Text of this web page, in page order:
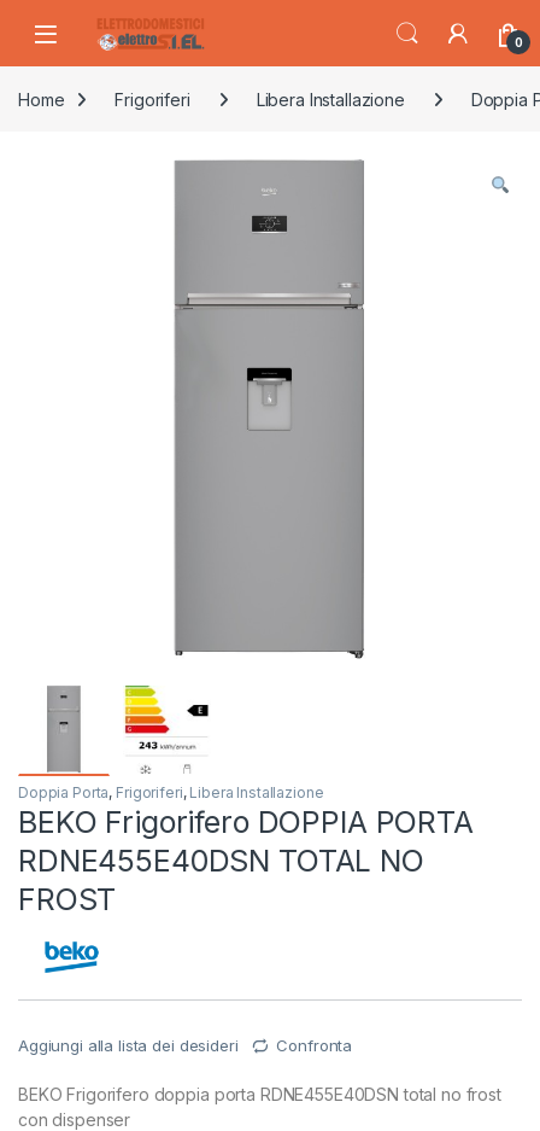
0
Home Frigoriferi Libera Installazione Doppia
Doppia Porta, Frigoriferi, Libera Installazione
BEKO Frigorifero DOPPIA PORTA
RDNE455E40DSN TOTAL NO
FROST
Aggiungi alla lista dei desideri Confronta
BEKO Frigorifero doppia porta RDNE455E40DSN total no frost
con dispenser